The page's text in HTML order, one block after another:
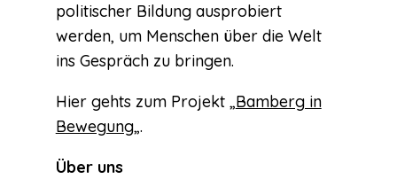
politischer Bildung ausprobiert
werden, um Menschen über die Welt
ins Gespräch zu bringen.
Hier gehts zum Projekt „Bamberg in
Bewegung„.
Über uns